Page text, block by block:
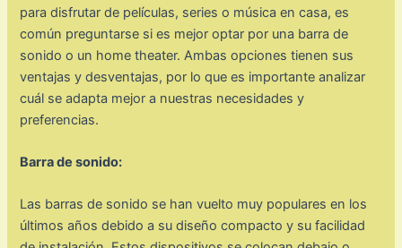
para disfrutar de películas, series o música en casa, es
común preguntarse si es mejor optar por una barra de
sonido o un home theater. Ambas opciones tienen sus
ventajas y desventajas, por lo que es importante analizar
cuál se adapta mejor a nuestras necesidades y
preferencias.
Barra de sonido:
Las barras de sonido se han vuelto muy populares en los
últimos años debido a su diseño compacto y su facilidad